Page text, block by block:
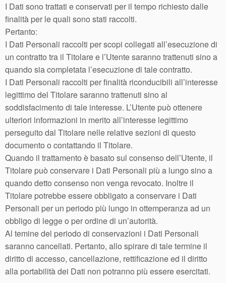
I Dati sono trattati e conservati per il tempo richiesto dalle
finalità per le quali sono stati raccolti.
Pertanto:
I Dati Personali raccolti per scopi collegati all’esecuzione di
un contratto tra il Titolare e l’Utente saranno trattenuti sino a
quando sia completata l’esecuzione di tale contratto.
I Dati Personali raccolti per finalità riconducibili all’interesse
legittimo del Titolare saranno trattenuti sino al
soddisfacimento di tale interesse. L’Utente può ottenere
ulteriori informazioni in merito all’interesse legittimo
perseguito dal Titolare nelle relative sezioni di questo
documento o contattando il Titolare.
Quando il trattamento è basato sul consenso dell’Utente, il
Titolare può conservare i Dati Personali più a lungo sino a
quando detto consenso non venga revocato. Inoltre il
Titolare potrebbe essere obbligato a conservare i Dati
Personali per un periodo più lungo in ottemperanza ad un
obbligo di legge o per ordine di un’autorità.
Al temine del periodo di conservazioni i Dati Personali
saranno cancellati. Pertanto, allo spirare di tale termine il
diritto di accesso, cancellazione, rettificazione ed il diritto
alla portabilità dei Dati non potranno più essere esercitati.